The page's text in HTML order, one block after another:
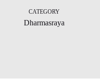
CATEGORY
Dharmasraya